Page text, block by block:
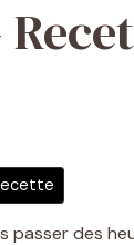
passer des